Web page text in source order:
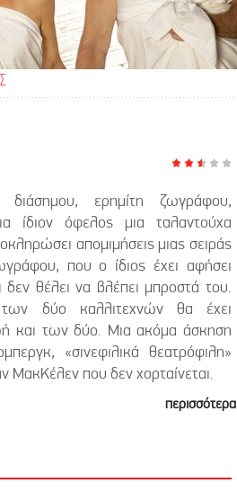
ερημίτη ζωγράφου,
ίδιον όφελος μια ταλαντούχα
απομιμήσεις μιας σειράς
που ο ίδιος έχει αφήσει
θέλει να βλέπει μπροστά του.
δύο καλλιτεχνών θα έχει
και των δύο. Μια ακόμα άσκηση
«σινεφιλικά θεατρόφιλη»
ΜακΚέλεν που δεν χορταίνεται.
περισσότερα